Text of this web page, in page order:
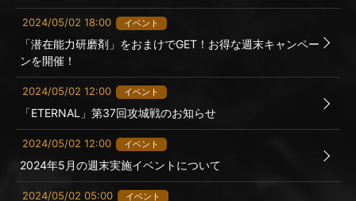
2024/05/02 18:00 イベント
「潜在能力研磨剤」をおまけでGET！お得な週末キャンペー
ンを開催！
2024/05/02 12:00 イベント
「ETERNAL」第37回攻城戦のお知らせ
2024/05/02 12:00 イベント
2024年5月の週末実施イベントについて
2024/05/02 05:00 イベント